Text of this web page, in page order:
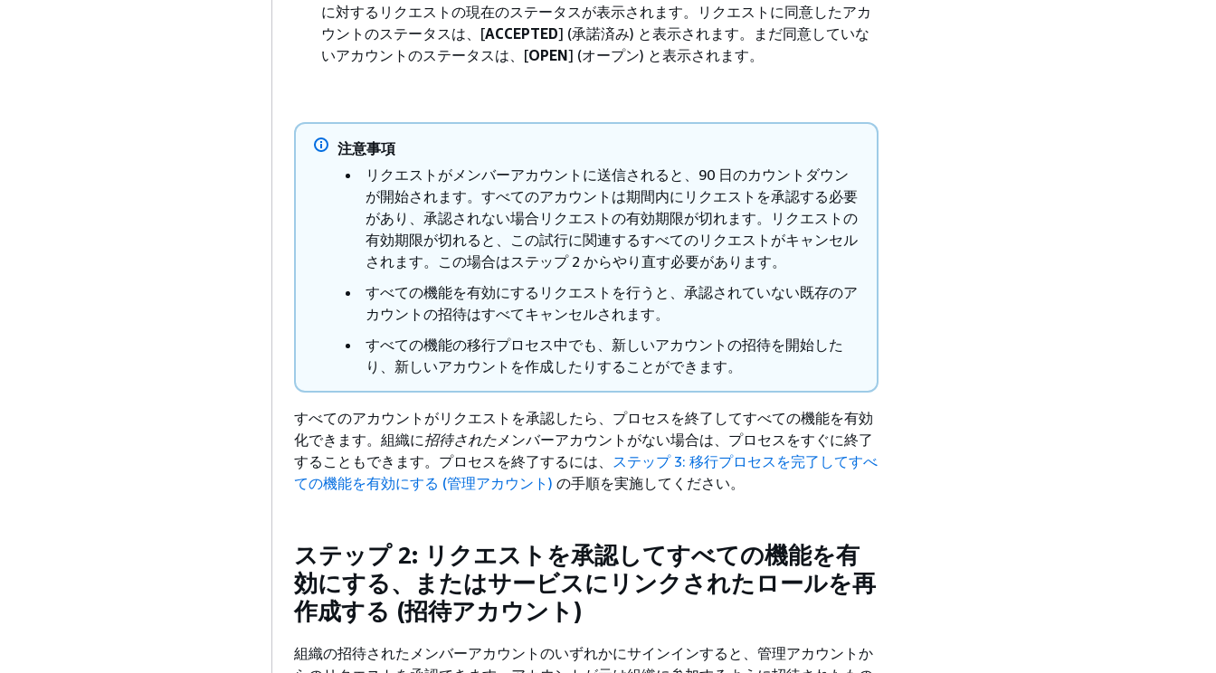
に対するリクエストの現在のステータスが表示されます。リクエストに同意したアカ
ウントのステータスは、[ACCEPTED] (承諾済み) と表示されます。まだ同意していな
いアカウントのステータスは、[OPEN] (オープン) と表示されます。
注意事項
リクエストがメンバーアカウントに送信されると、90 日のカウントダウン
が開始されます。すべてのアカウントは期間内にリクエストを承認する必要
があり、承認されない場合リクエストの有効期限が切れます。リクエストの
有効期限が切れると、この試行に関連するすべてのリクエストがキャンセル
されます。この場合はステップ 2 からやり直す必要があります。
すべての機能を有効にするリクエストを行うと、承認されていない既存のア
カウントの招待はすべてキャンセルされます。
すべての機能の移行プロセス中でも、新しいアカウントの招待を開始した
り、新しいアカウントを作成したりすることができます。
すべてのアカウントがリクエストを承認したら、プロセスを終了してすべての機能を有効
化できます。組織に招待された メンバーアカウントがない場合は、プロセスをすぐに終了
することもできます。プロセスを終了するには、 ステップ 3: 移行プロセスを完了してすべ
ての機能を有効にする (管理アカウント) の手順を実施してください。
ステップ 2: リクエストを承認してすべての機能を有
効にする、またはサービスにリンクされたロールを再
作成する (招待アカウント)
組織の招待されたメンバーアカウントのいずれかにサインインすると、管理アカウントか